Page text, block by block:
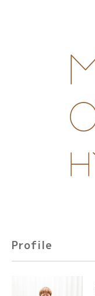
Profile